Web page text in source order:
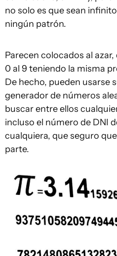
no solo es que sean
ningún patrón.
Parecen colocados al
0 al 9 teniendo la misma
De hecho, pueden usarse
generador de números
buscar entre ellos
incluso el número de DNI
cualquiera, que seguro
parte.